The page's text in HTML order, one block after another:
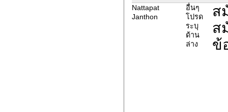
Nattapat
Janthon
อื่นๆ
โปรด
ระบุ
ด้าน
ล่าง
ส
ส
ข้